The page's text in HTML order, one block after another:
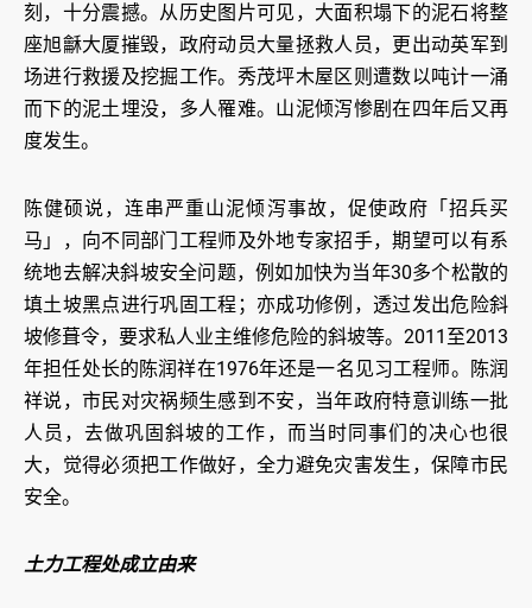
刻，十分震撼。从历史图片可见，大面积塌下的泥石将整
座旭龢大厦摧毁，政府动员大量拯救人员，更出动英军到
场进行救援及挖掘工作。秀茂坪木屋区则遭数以吨计一涌
而下的泥土埋没，多人罹难。山泥倾泻惨剧在四年后又再
度发生。
陈健硕说，连串严重山泥倾泻事故，促使政府「招兵买
马」，向不同部门工程师及外地专家招手，期望可以有系
统地去解决斜坡安全问题，例如加快为当年30多个松散的
填土坡黑点进行巩固工程；亦成功修例，透过发出危险斜
坡修葺令，要求私人业主维修危险的斜坡等。2011至2013
年担任处长的陈润祥在1976年还是一名见习工程师。陈润
祥说，市民对灾祸频生感到不安，当年政府特意训练一批
人员，去做巩固斜坡的工作，而当时同事们的决心也很
大，觉得必须把工作做好，全力避免灾害发生，保障市民
安全。
土力工程处成立由来